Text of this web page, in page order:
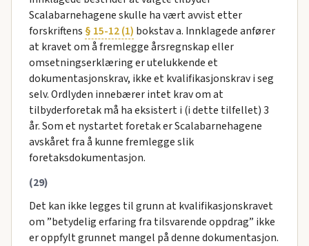
Scalabarnehagene skulle ha vært avvist etter
forskriftens § 15-12 (1) bokstav a. Innklagede anfører
at kravet om å fremlegge årsregnskap eller
omsetningserklæring er utelukkende et
dokumentasjonskrav, ikke et kvalifikasjonskrav i seg
selv. Ordlyden innebærer intet krav om at
tilbyderforetak må ha eksistert i (i dette tilfellet) 3
år. Som et nystartet foretak er Scalabarnehagene
avskåret fra å kunne fremlegge slik
foretaksdokumentasjon.
(29)
Det kan ikke legges til grunn at kvalifikasjonskravet
om ”betydelig erfaring fra tilsvarende oppdrag” ikke
er oppfylt grunnet mangel på denne dokumentasjon.